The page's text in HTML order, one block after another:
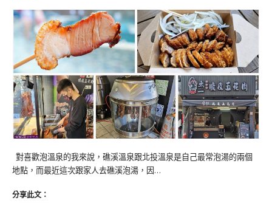
對喜歡泡溫泉的我來說，礁溪溫泉跟北投溫泉是自己最常泡湯的兩個
地點，而最近這次跟家人去礁溪泡湯，因…
分享此文：